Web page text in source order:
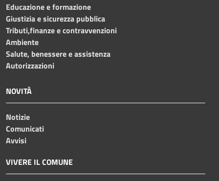
Educazione e formazione
Giustizia e sicurezza pubblica
Tributi,finanze e contravvenzioni
Ambiente
Salute, benessere e assistenza
Autorizzazioni
NOVITÀ
Notizie
Comunicati
Avvisi
VIVERE IL COMUNE